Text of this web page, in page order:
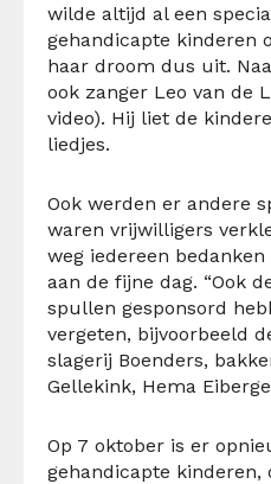
wilde altijd al een
gehandicapte kinderen
haar droom dus uit.
ook zanger Leo van de
video). Hij liet de
liedjes.
Ook werden er andere
waren vrijwilligers
weg iedereen
aan de fijne dag. “Ook
spullen gesponsord
vergeten, bijvoorbeeld
slagerij Boenders,
Gellekink, Hema
Op 7 oktober is er
gehandicapte kinderen,